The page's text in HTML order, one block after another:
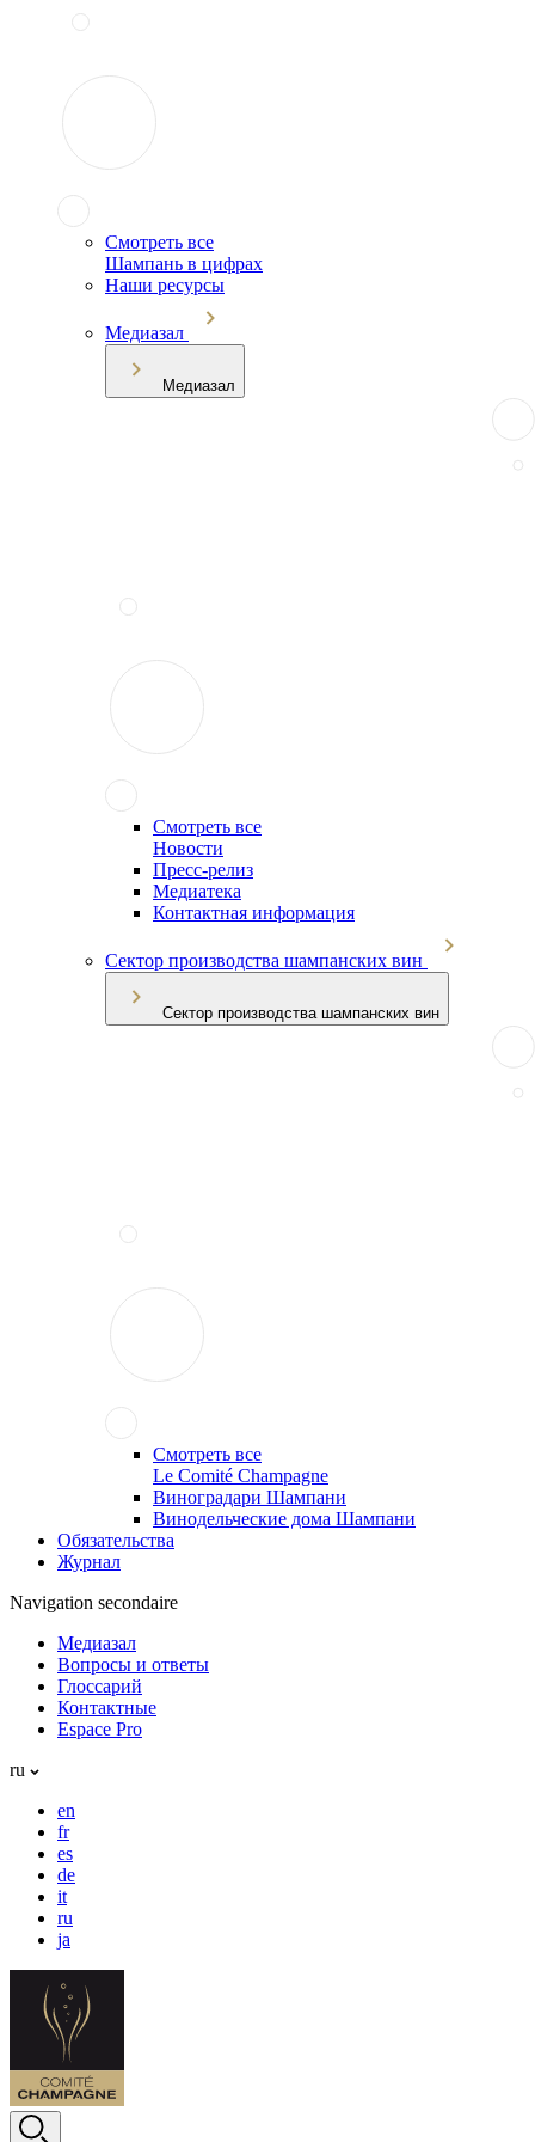
Смотреть все
Шампань в цифрах
Наши ресурсы
Медиазал
Медиазал
Смотреть все
Новости
Пресс-релиз
Медиатека
Контактная информация
Сектор производства шампанских вин
Сектор производства шампанских вин
Смотреть все
Le Comité Champagne
Виноградари Шампани
Винодельческие дома Шампани
Обязательства
Журнал
Navigation secondaire
Медиазал
Вопросы и ответы
Глоссарий
Контактные
Espace Pro
ru
en
fr
es
de
it
ru
ja